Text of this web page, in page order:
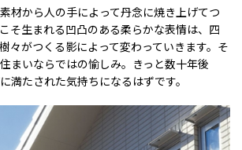
材から人の手によって丹念に焼き上げてつ
そ生まれる凹凸のある柔らかな表情は、四
々がつくる影によって変わっていきます。そ
まいならではの愉しみ。きっと数十年後
満たされた気持ちになるはずです。